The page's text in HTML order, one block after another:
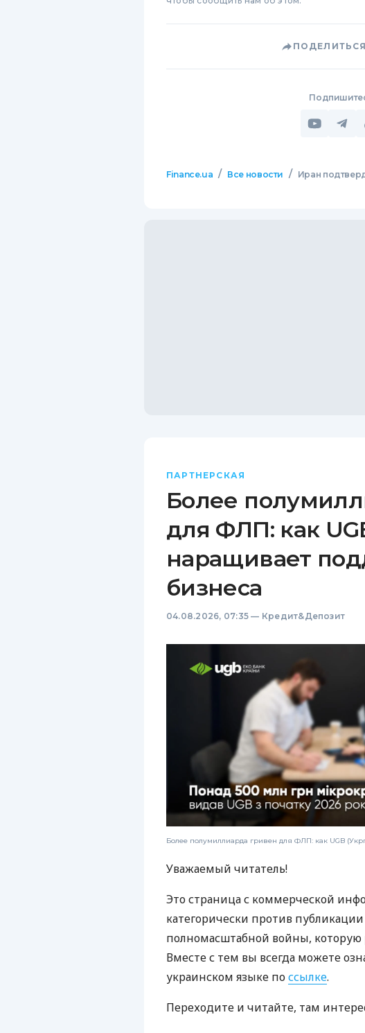
Finance.ua / Все новости / Иран
ПАРТНЕРСКАЯ
Более
для ФЛП: как
наращивает
бизнеса
04.08.2026, 07:35 — Кредит&Депозит
Более полумиллиарда гривен для ФЛП: как UGB
Уважаемый читатель!
Это страница с коммерческой
категорически против
полномасштабной войны, которую
Вместе с тем вы всегда можете
украинском языке поссылке.
Переходите и читайте, там